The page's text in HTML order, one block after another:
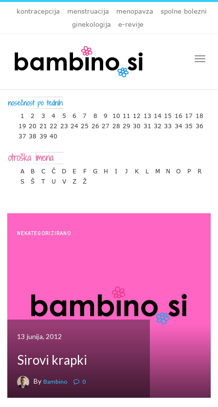
kontracepcija menstruacija menopavza
spolne bolezni
ginekologija
e-revije
1 2 3 4 5 6 7 8 9 10 11 12 13 14 15 16 17 18
19 20 21 22 23 24 25 26 27 28 29 30 31 32 33 34 35 36
37 38 39 40
A B C Č D E F G H I J K L M N O P
R
S
Š T U V Z Ž
NEKATEGORIZIRANO
13 junija, 2012
Sirovi krapki
By Bambino 0